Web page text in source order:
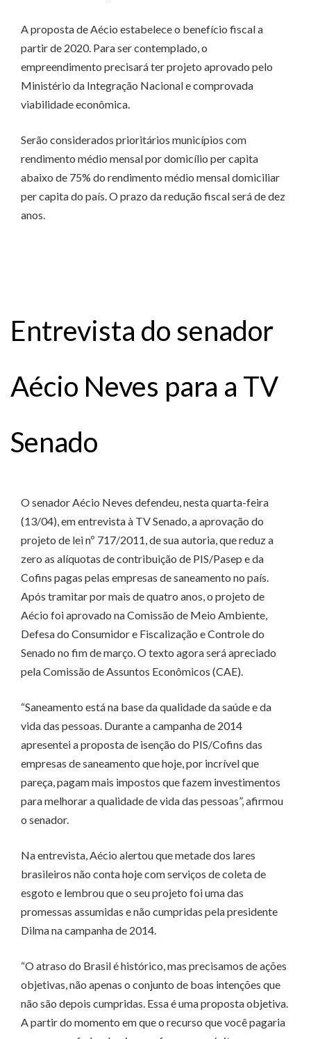
A proposta de Aécio estabelece o benefício fiscal a
partir de 2020. Para ser contemplado, o
empreendimento precisará ter projeto aprovado pelo
Ministério da Integração Nacional e comprovada
viabilidade econômica.
Serão considerados prioritários municípios com
rendimento médio mensal por domicílio per capita
abaixo de 75% do rendimento médio mensal domiciliar
per capita do país. O prazo da redução fiscal será de dez
anos.
Entrevista do senador
Aécio Neves para a TV
Senado
O senador Aécio Neves defendeu, nesta quarta-feira
(13/04), em entrevista à TV Senado, a aprovação do
projeto de lei nº 717/2011, de sua autoria, que reduz a
zero as alíquotas de contribuição de PIS/Pasep e da
Cofins pagas pelas empresas de saneamento no país.
Após tramitar por mais de quatro anos, o projeto de
Aécio foi aprovado na Comissão de Meio Ambiente,
Defesa do Consumidor e Fiscalização e Controle do
Senado no fim de março. O texto agora será apreciado
pela Comissão de Assuntos Econômicos (CAE).
“Saneamento está na base da qualidade da saúde e da
vida das pessoas. Durante a campanha de 2014
apresentei a proposta de isenção do PIS/Cofins das
empresas de saneamento que hoje, por incrível que
pareça, pagam mais impostos que fazem investimentos
para melhorar a qualidade de vida das pessoas”, afirmou
o senador.
Na entrevista, Aécio alertou que metade dos lares
brasileiros não conta hoje com serviços de coleta de
esgoto e lembrou que o seu projeto foi uma das
promessas assumidas e não cumpridas pela presidente
Dilma na campanha de 2014.
“O atraso do Brasil é histórico, mas precisamos de ações
objetivas, não apenas o conjunto de boas intenções que
não são depois cumpridas. Essa é uma proposta objetiva.
A partir do momento em que o recurso que você pagaria